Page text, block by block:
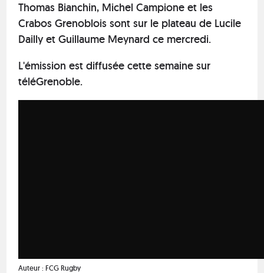
Thomas Bianchin, Michel Campione et les
Crabos Grenoblois sont sur le plateau de Lucile
Dailly et Guillaume Meynard ce mercredi.
L'émission est diffusée cette semaine sur
téléGrenoble.
Auteur :FCG Rugby